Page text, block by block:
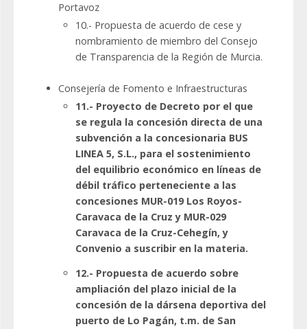
Portavoz
10.- Propuesta de acuerdo de cese y
nombramiento de miembro del Consejo
de Transparencia de la Región de Murcia.
Consejería de Fomento e Infraestructuras
11.- Proyecto de Decreto por el que
se regula la concesión directa de una
subvención a la concesionaria BUS
LINEA 5, S.L., para el sostenimiento
del equilibrio económico en líneas de
débil tráfico perteneciente a las
concesiones MUR-019 Los Royos-
Caravaca de la Cruz y MUR-029
Caravaca de la Cruz-Cehegín, y
Convenio a suscribir en la materia.
12.- Propuesta de acuerdo sobre
ampliación del plazo inicial de la
concesión de la dársena deportiva del
puerto de Lo Pagán, t.m. de San